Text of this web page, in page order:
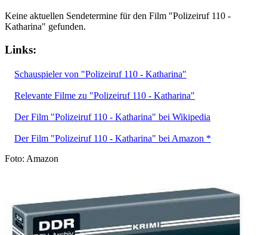
Keine aktuellen Sendetermine für den Film "Polizeiruf 110 -
Katharina" gefunden.
Links:
Schauspieler von "Polizeiruf 110 - Katharina"
Relevante Filme zu "Polizeiruf 110 - Katharina"
Der Film "Polizeiruf 110 - Katharina" bei Wikipedia
Der Film "Polizeiruf 110 - Katharina" bei Amazon *
Foto: Amazon